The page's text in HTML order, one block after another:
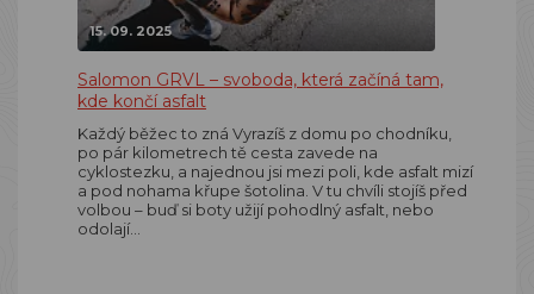
15. 09. 2025
Salomon GRVL – svoboda, která začíná tam,
kde končí asfalt
Každý běžec to zná Vyrazíš z domu po chodníku,
po pár kilometrech tě cesta zavede na
cyklostezku, a najednou jsi mezi poli, kde asfalt mizí
a pod nohama křupe šotolina. V tu chvíli stojíš před
volbou – buď si boty užijí pohodlný asfalt, nebo
odolají…